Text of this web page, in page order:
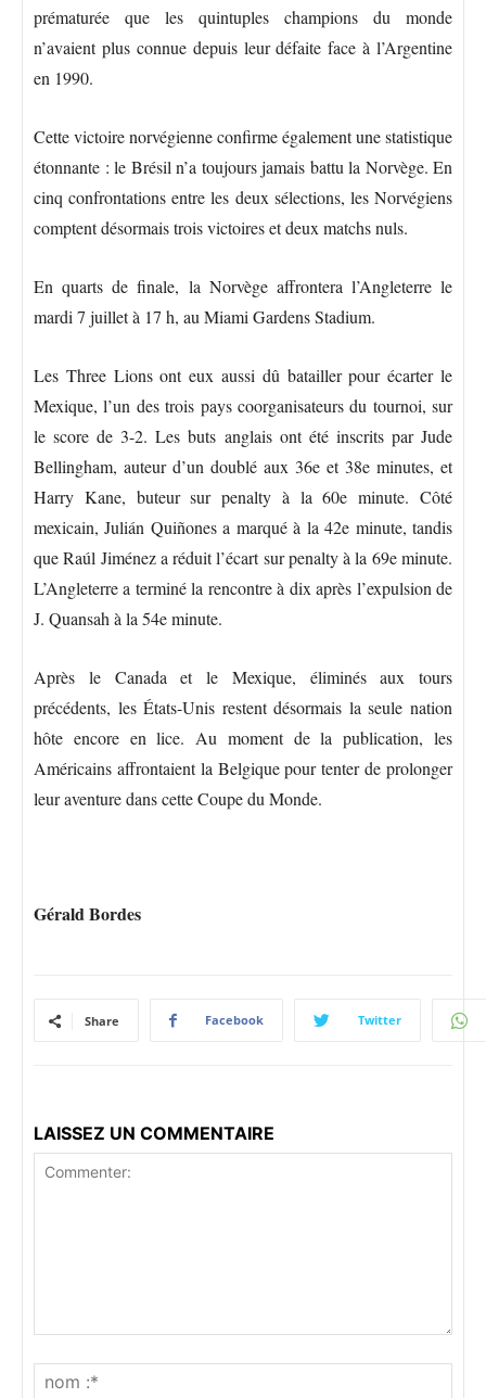
prématurée que les quintuples champions du monde
n’avaient plus connue depuis leur défaite face à l’Argentine
en 1990.
Cette victoire norvégienne confirme également une statistique
étonnante : le Brésil n’a toujours jamais battu la Norvège. En
cinq confrontations entre les deux sélections, les Norvégiens
comptent désormais trois victoires et deux matchs nuls.
En quarts de finale, la Norvège affrontera l’Angleterre le
mardi 7 juillet à 17 h, au Miami Gardens Stadium.
Les Three Lions ont eux aussi dû batailler pour écarter le
Mexique, l’un des trois pays coorganisateurs du tournoi, sur
le score de 3-2. Les buts anglais ont été inscrits par Jude
Bellingham, auteur d’un doublé aux 36e et 38e minutes, et
Harry Kane, buteur sur penalty à la 60e minute. Côté
mexicain, Julián Quiñones a marqué à la 42e minute, tandis
que Raúl Jiménez a réduit l’écart sur penalty à la 69e minute.
L’Angleterre a terminé la rencontre à dix après l’expulsion de
J. Quansah à la 54e minute.
Après le Canada et le Mexique, éliminés aux tours
précédents, les États-Unis restent désormais la seule nation
hôte encore en lice. Au moment de la publication, les
Américains affrontaient la Belgique pour tenter de prolonger
leur aventure dans cette Coupe du Monde.
Gérald Bordes
Share Facebook Twitter
LAISSEZ UN COMMENTAIRE